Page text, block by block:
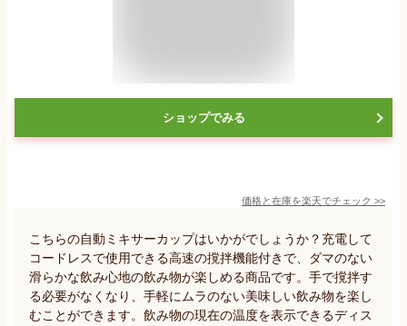
ショップでみる
価格と在庫を楽天でチェック >>
こちらの自動ミキサーカップはいかがでしょうか？充電して
コードレスで使用できる高速の撹拌機能付きで、ダマのない
滑らかな飲み心地の飲み物が楽しめる商品です。手で撹拌す
る必要がなくなり、手軽にムラのない美味しい飲み物を楽し
むことができます。飲み物の現在の温度を表示できるディス